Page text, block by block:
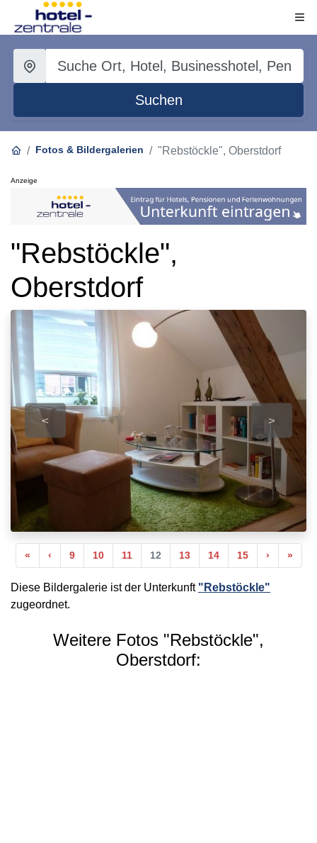
Suchen
Fotos & Bildergalerien "Rebstöckle", Oberstdorf
Anzeige
"Rebstöckle",
Oberstdorf
< >
«Anfang
‹Vorherige
9 10 11 12 13 14 15 ›Nächste
»Ende
Diese Bildergalerie ist der Unterkunft "Rebstöckle"
zugeordnet.
Weitere Fotos "Rebstöckle",
Oberstdorf: